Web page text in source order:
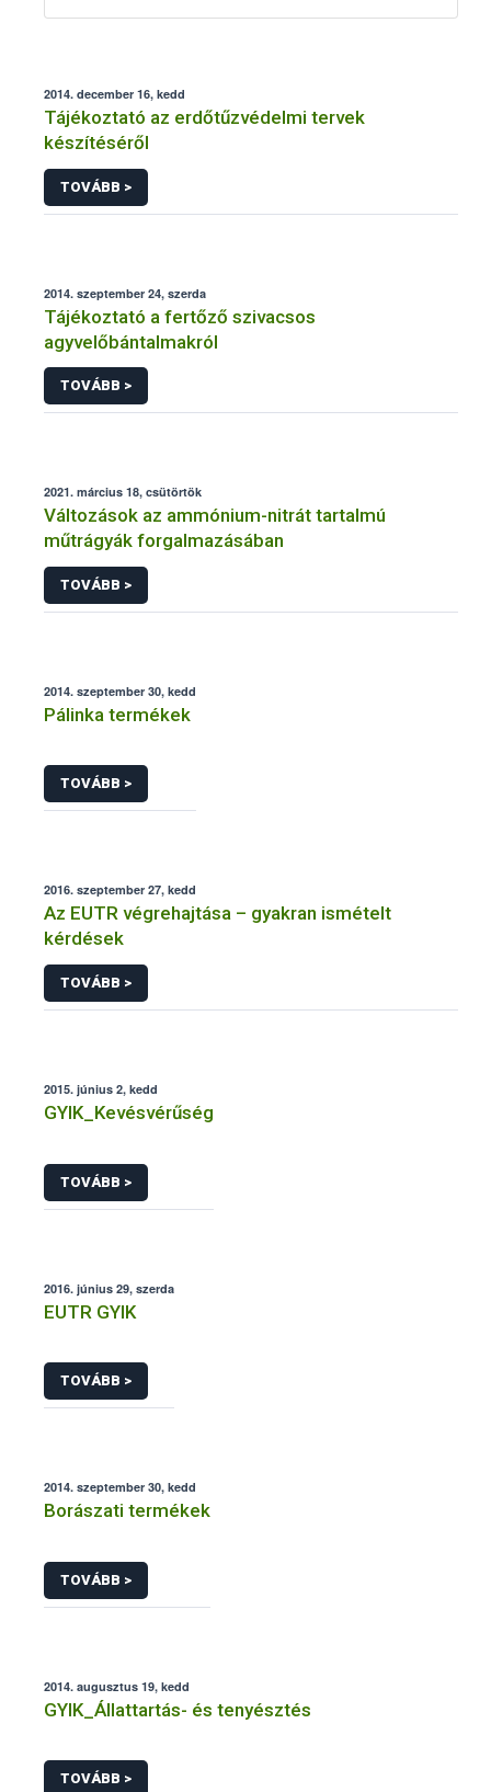
2014. december 16, kedd
Tájékoztató az erdőtűzvédelmi tervek
készítéséről
TOVÁBB >
2014. szeptember 24, szerda
Tájékoztató a fertőző szivacsos
agyvelőbántalmakról
TOVÁBB >
2021. március 18, csütörtök
Változások az ammónium-nitrát tartalmú
műtrágyák forgalmazásában
TOVÁBB >
2014. szeptember 30, kedd
Pálinka termékek
TOVÁBB >
2016. szeptember 27, kedd
Az EUTR végrehajtása – gyakran ismételt
kérdések
TOVÁBB >
2015. június 2, kedd
GYIK_Kevésvérűség
TOVÁBB >
2016. június 29, szerda
EUTR GYIK
TOVÁBB >
2014. szeptember 30, kedd
Borászati termékek
TOVÁBB >
2014. augusztus 19, kedd
GYIK_Állattartás- és tenyésztés
TOVÁBB >